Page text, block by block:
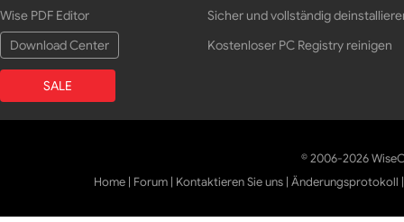
Wise PDF Editor
Download Center
SALE
Sicher und vollständig
Kostenloser PC Registry reinigen
© 2006-2026
Home | Forum | Kontaktieren Sie uns |Änderungsprotokoll